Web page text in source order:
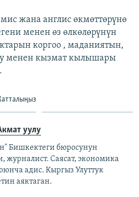
жана англис өкмөттөрүнө
менен өз өлкөлөрүнүн
коргоо , маданиятын,
менен кызмат кылышары
уулу
Бишкектеги бюросунун
журналист. Саясат, экономика
адис. Кыргыз Улуттук
аяктаган.